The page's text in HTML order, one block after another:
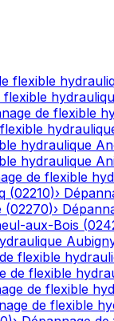
flexible
flexible
de flexible
hydraulique
hydraulique
de flexible
(02210)›
(02270)›
aux-Bois (
flexible
de flexible
de flexible
de flexible